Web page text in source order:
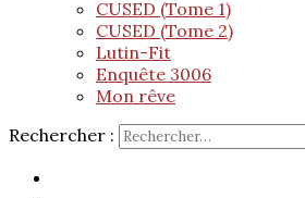
CUSED (Tome 1)
CUSED (Tome 2)
Lutin-Fit
Enquête 3006
Mon rêve
Rechercher :